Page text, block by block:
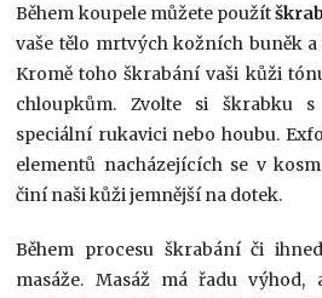
Během koupele můžete použít
vaše tělo mrtvých kožních buněk
Kromě toho škrabání vaši kůži
chloupkům. Zvolte si škrabku
speciální rukavici nebo houbu.
elementů nacházejících se v
činí naši kůži jemnější na dotek.
Během procesu škrabání či
masáže. Masáž má řadu